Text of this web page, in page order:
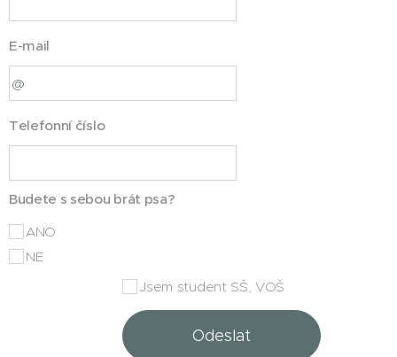
E-mail
Telefonní číslo
Budete s sebou brát psa?
ANO
NE
Jsem student SŠ, VOŠ
Odeslat